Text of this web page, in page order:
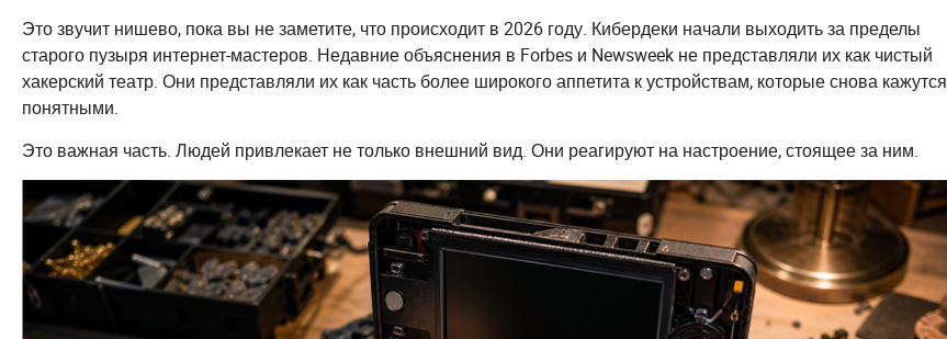
Это звучит нишево, пока вы не заметите, что происходит в 2026 году. Кибердеки начали выходить за пределы
старого пузыря интернет-мастеров. Недавние объяснения в Forbes и Newsweek не представляли их как чистый
хакерский театр. Они представляли их как часть более широкого аппетита к устройствам, которые снова кажутся
понятными.
Это важная часть. Людей привлекает не только внешний вид. Они реагируют на настроение, стоящее за ним.